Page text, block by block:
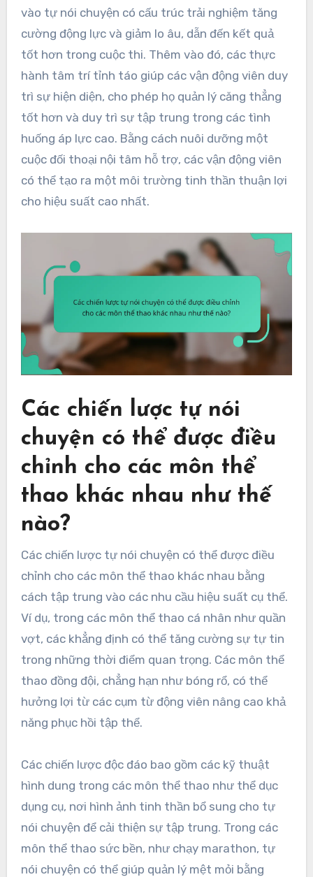
vào tự nói chuyện có cấu trúc trải nghiệm tăng
cường động lực và giảm lo âu, dẫn đến kết quả
tốt hơn trong cuộc thi. Thêm vào đó, các thực
hành tâm trí tỉnh táo giúp các vận động viên duy
trì sự hiện diện, cho phép họ quản lý căng thẳng
tốt hơn và duy trì sự tập trung trong các tình
huống áp lực cao. Bằng cách nuôi dưỡng một
cuộc đối thoại nội tâm hỗ trợ, các vận động viên
có thể tạo ra một môi trường tinh thần thuận lợi
cho hiệu suất cao nhất.
Các chiến lược tự nói
chuyện có thể được điều
chỉnh cho các môn thể
thao khác nhau như thế
nào?
Các chiến lược tự nói chuyện có thể được điều
chỉnh cho các môn thể thao khác nhau bằng
cách tập trung vào các nhu cầu hiệu suất cụ thể.
Ví dụ, trong các môn thể thao cá nhân như quần
vợt, các khẳng định có thể tăng cường sự tự tin
trong những thời điểm quan trọng. Các môn thể
thao đồng đội, chẳng hạn như bóng rổ, có thể
hưởng lợi từ các cụm từ động viên nâng cao khả
năng phục hồi tập thể.
Các chiến lược độc đáo bao gồm các kỹ thuật
hình dung trong các môn thể thao như thể dục
dụng cụ, nơi hình ảnh tinh thần bổ sung cho tự
nói chuyện để cải thiện sự tập trung. Trong các
môn thể thao sức bền, như chạy marathon, tự
nói chuyện có thể giúp quản lý mệt mỏi bằng